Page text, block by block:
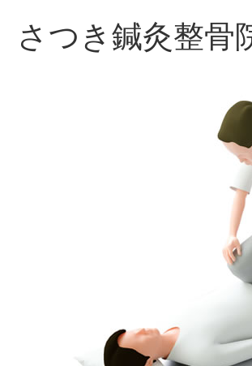
さつき鍼灸整骨